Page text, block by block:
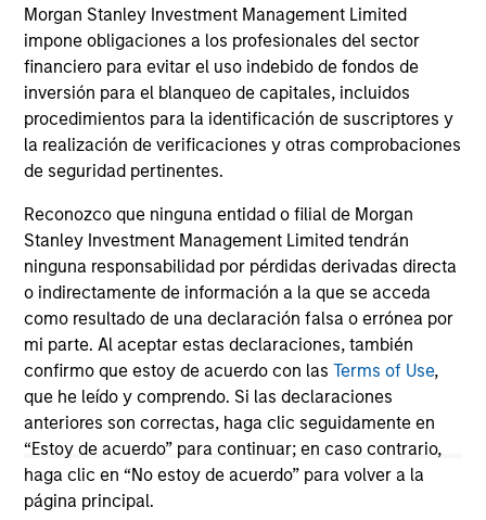
Morgan Stanley Investment Management Limited
impone obligaciones a los profesionales del sector
financiero para evitar el uso indebido de fondos de
inversión para el blanqueo de capitales, incluidos
procedimientos para la identificación de suscriptores y
la realización de verificaciones y otras comprobaciones
de seguridad pertinentes.
Reconozco que ninguna entidad o filial de Morgan
Stanley Investment Management Limited tendrán
ninguna responsabilidad por pérdidas derivadas directa
o indirectamente de información a la que se acceda
como resultado de una declaración falsa o errónea por
mi parte. Al aceptar estas declaraciones, también
confirmo que estoy de acuerdo con lasTerms of Use,
que he leído y comprendo. Si las declaraciones
anteriores son correctas, haga clic seguidamente en
“Estoy de acuerdo” para continuar; en caso contrario,
haga clic en “No estoy de acuerdo” para volver a la
página principal.
article the Morgan Stanley Sustainability team
filters the noise and shares our view of 5 key
themes that we believe will influence the long-
term direction of sustainable investing.
12-ENE-2026
May not represent all Team Members.
The information on this page is for informational
purposes only. The information contained herein does
not constitute and should not be construed as an
offering of advisory services or an offer to sell or a
solicitation of an offer to buy any securities in any
jurisdiction in which such offer or solicitation,
purchase or sale would be unlawful under the
securities, insurance or other laws of such jurisdiction.